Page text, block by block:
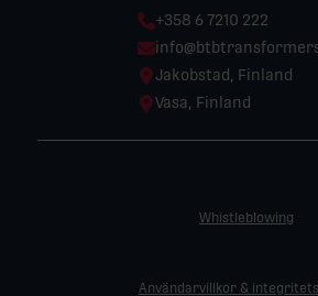
Phone:
+358 6 7210 222
Email:
Location:
Jakobstad, Finland
Location:
Vasa, Finland
Whistleblowing
Användarvillkor &